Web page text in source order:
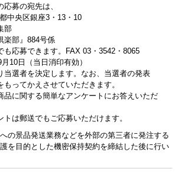
募の宛先は、
中央区銀座3・13・10
部
楽部』884号係
も応募できます。FAX 03・3542・8065
10日（当日消印有効）
当選者を決定します。なお、当選者の発表
もってかえさせていただきます。
品に関する簡単なアンケートにお答えいただ
トは郵送でもご応募いただけます。
の景品発送業務などを外部の第三者に発注する
を目的とした機密保持契約を締結した後に行い